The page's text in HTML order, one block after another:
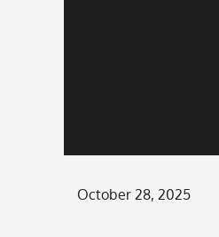
Posted
October 28, 2025